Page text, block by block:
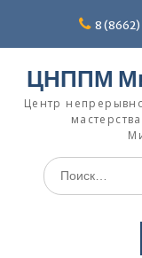
содержимому
8
ЦНППМ
Центр
Искать: